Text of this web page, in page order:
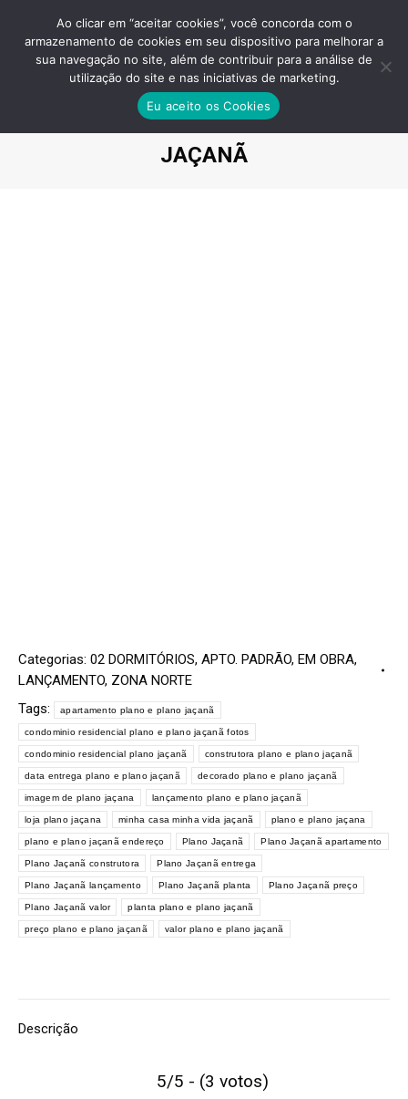
PLANO JAÇANÃ LANÇAMENTO:
OPORTUNIDADE IMPERDÍVEL
JAÇANÃ
Categorias: 02 DORMITÓRIOS, APTO. PADRÃO, EM OBRA,
LANÇAMENTO, ZONA NORTE
Tags:
apartamento plano e plano jaçanã
condominio residencial plano e plano jaçanã fotos
condominio residencial plano jaçanã construtora plano e plano jaçanã
data entrega plano e plano jaçanã decorado plano e plano jaçanã
imagem de plano jaçana lançamento plano e plano jaçanã
loja plano jaçana minha casa minha vida jaçanã plano e plano jaçana
plano e plano jaçanã endereço Plano Jaçanã Plano Jaçanã apartamento
Plano Jaçanã construtora Plano Jaçanã entrega
Plano Jaçanã lançamento Plano Jaçanã planta Plano Jaçanã preço
Plano Jaçanã valor planta plano e plano jaçanã
preço plano e plano jaçanã valor plano e plano jaçanã
Descrição
5/5 - (3 votos)
Ao clicar em “aceitar cookies”, você concorda com o
armazenamento de cookies em seu dispositivo para melhorar a
sua navegação no site, além de contribuir para a análise de
utilização do site e nas iniciativas de marketing.
Eu aceito os Cookies